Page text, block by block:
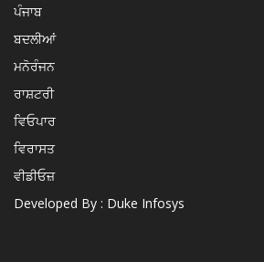
ਪੰਜਾਬ
ਬਦਲੀਆਂ
ਮਨੋਰੰਜਨ
ਰਾਸ਼ਟਰੀ
ਵਿਓਪਾਰ
ਵਿਰਾਸਤ
ਵੀਡੀਓਜ਼
Developed By : Duke Infosys